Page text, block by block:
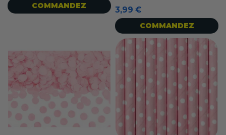
COMMANDEZ 3,99 €
COMMANDEZ